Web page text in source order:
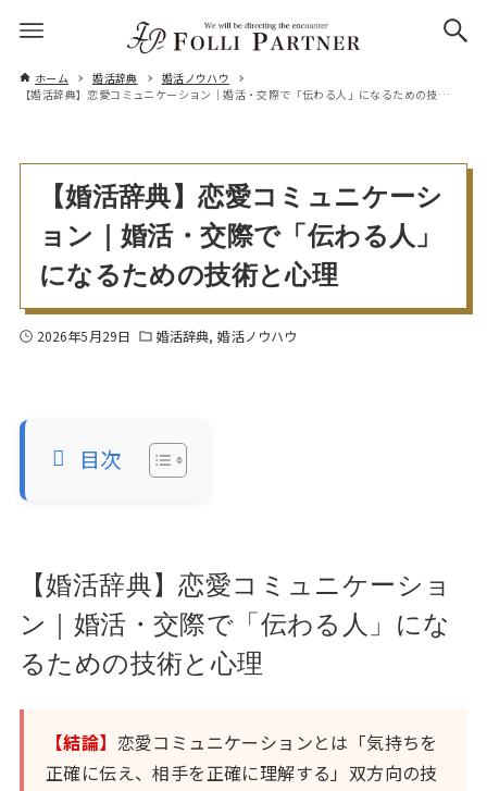
ホーム 婚活辞典
婚活ノウハウ
【婚活辞典】恋愛コミュニケーション｜婚活・交際で「伝わる人」になるための技術と心理
【婚活辞典】恋愛コミュニケーシ
ョン｜婚活・交際で「伝わる人」
になるための技術と心理
2026年5月29日 婚活辞典 婚活ノウハウ
目次
【婚活辞典】恋愛コミュニケーショ
ン｜婚活・交際で「伝わる人」にな
るための技術と心理
【結論】 恋愛コミュニケーションとは「気持ちを
正確に伝え、相手を正確に理解する」双方向の技